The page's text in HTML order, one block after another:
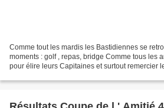
Comme tout les mardis les Bastidiennes se
moments : golf , repas, bridge Comme tous les
pour élire leurs Capitaines et surtout remercier